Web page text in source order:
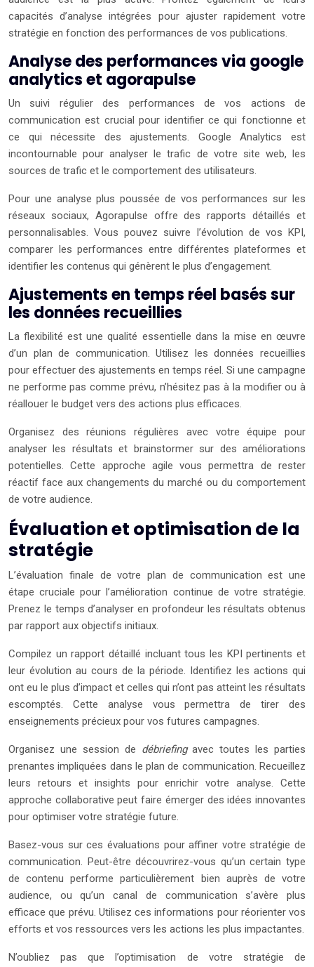
capacités d’analyse intégrées pour ajuster rapidement votre
stratégie en fonction des performances de vos publications.
Analyse des performances via google
analytics et agorapulse
Un suivi régulier des performances de vos actions de
communication est crucial pour identifier ce qui fonctionne et
ce qui nécessite des ajustements. Google Analytics est
incontournable pour analyser le trafic de votre site web, les
sources de trafic et le comportement des utilisateurs.
Pour une analyse plus poussée de vos performances sur les
réseaux sociaux, Agorapulse offre des rapports détaillés et
personnalisables. Vous pouvez suivre l’évolution de vos KPI,
comparer les performances entre différentes plateformes et
identifier les contenus qui génèrent le plus d’engagement.
Ajustements en temps réel basés sur
les données recueillies
La flexibilité est une qualité essentielle dans la mise en œuvre
d’un plan de communication. Utilisez les données recueillies
pour effectuer des ajustements en temps réel. Si une campagne
ne performe pas comme prévu, n’hésitez pas à la modifier ou à
réallouer le budget vers des actions plus efficaces.
Organisez des réunions régulières avec votre équipe pour
analyser les résultats et brainstormer sur des améliorations
potentielles. Cette approche agile vous permettra de rester
réactif face aux changements du marché ou du comportement
de votre audience.
Évaluation et optimisation de la
stratégie
L’évaluation finale de votre plan de communication est une
étape cruciale pour l’amélioration continue de votre stratégie.
Prenez le temps d’analyser en profondeur les résultats obtenus
par rapport aux objectifs initiaux.
Compilez un rapport détaillé incluant tous les KPI pertinents et
leur évolution au cours de la période. Identifiez les actions qui
ont eu le plus d’impact et celles qui n’ont pas atteint les résultats
escomptés. Cette analyse vous permettra de tirer des
enseignements précieux pour vos futures campagnes.
Organisez une session de débriefingavec toutes les parties
prenantes impliquées dans le plan de communication. Recueillez
leurs retours et insights pour enrichir votre analyse. Cette
approche collaborative peut faire émerger des idées innovantes
pour optimiser votre stratégie future.
Basez-vous sur ces évaluations pour affiner votre stratégie de
communication. Peut-être découvrirez-vous qu’un certain type
de contenu performe particulièrement bien auprès de votre
audience, ou qu’un canal de communication s’avère plus
efficace que prévu. Utilisez ces informations pour réorienter vos
efforts et vos ressources vers les actions les plus impactantes.
N’oubliez pas que l’optimisation de votre stratégie de